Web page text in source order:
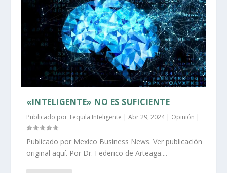
«INTELIGENTE» NO ES SUFICIENTE
Publicado porTequila Inteligente |Abr 29, 2024| Opinión |
Publicado por Mexico Business News. Ver publicación
original aquí. Por Dr. Federico de Arteaga....